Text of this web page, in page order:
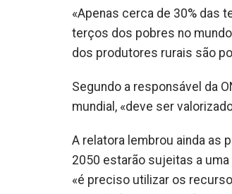
«Apenas cerca de 30% das
terços dos pobres no
dos produtores rurais são
Segundo a responsável da
mundial, «deve ser
A relatora lembrou ainda as
2050 estarão sujeitas a
«é preciso utilizar os